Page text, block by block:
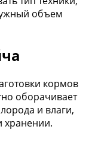
объем
кормов
оборачивает
и влаги,
хранении.